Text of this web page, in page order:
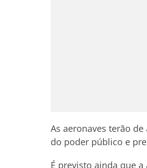
As aeronaves terão
do poder público e
É previsto ainda que